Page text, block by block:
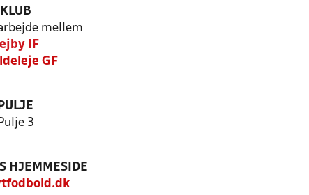
KLUB
mellem
IF
GF
PULJE
Pulje 3
HJEMMESIDE